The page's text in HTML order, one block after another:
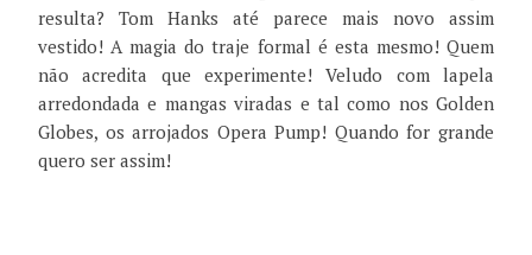
resulta? Tom Hanks até parece mais novo assim
vestido! A magia do traje formal é esta mesmo! Quem
não acredita que experimente! Veludo com lapela
arredondada e mangas viradas e tal como nos Golden
Globes, os arrojados Opera Pump! Quando for grande
quero ser assim!